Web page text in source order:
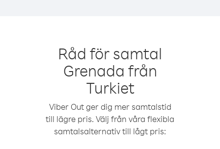
Råd för samtal
Grenada från
Turkiet
Viber Out ger dig mer samtalstid
till lägre pris. Välj från våra flexibla
samtalsalternativ till lågt pris: